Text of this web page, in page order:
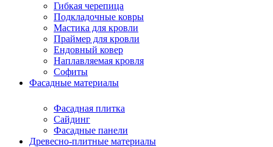
Гибкая черепица
Подкладочные ковры
Мастика для кровли
Праймер для кровли
Ендовный ковер
Наплавляемая кровля
Софиты
Фасадные материалы
Фасадная плитка
Сайдинг
Фасадные панели
Древесно-плитные материалы